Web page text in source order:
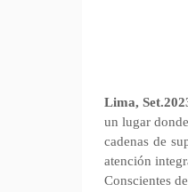
Lima,
un lugar
cadenas de
atención
Conscientes